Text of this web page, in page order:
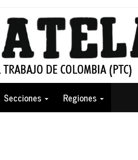
Secciones Regiones